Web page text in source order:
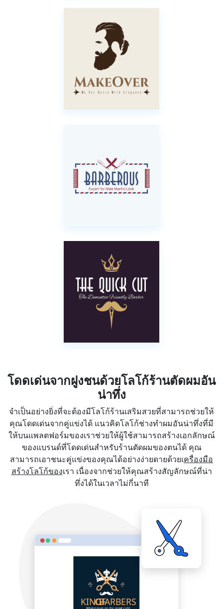
โดดเด่นจากฝูงชนด้วยโลโก้ร้านตัดผมอัน
น่าทึ่ง
จำเป็นอย่างยิ่งที่จะต้องมีโลโก้ร้านเสริมสวยที่สามารถช่วยให้
คุณโดดเด่นจากคู่แข่งได้ แนวคิดโลโก้ช่างทำผมอันน่าทึ่งที่มี
ให้บนแพลตฟอร์มของเราช่วยให้ผู้ใช้สามารถสร้างเอกลักษณ์
ของแบรนด์ที่โดดเด่นสำหรับร้านตัดผมของตนได้ คุณ
สามารถเอาชนะคู่แข่งของคุณได้อย่างง่ายดายด้วยเครื่องมือ
สร้างโลโก้ของเรา เนื่องจากช่วยให้คุณสร้างสัญลักษณ์ที่น่า
ทึ่งได้ในเวลาไม่กี่นาที